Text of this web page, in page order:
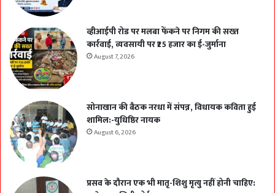
व्हीआईपी रोड पर मलबा फेंकने पर निगम की सख्त
कार्रवाई, व्यवसायी पर ₹25 हजार का ई-जुर्माना
August 7, 2026
सोनाखान की बैठक नरधा में संपन्न, विधायक कविता हुई
शामिल:-युधिष्ठिर नायक
August 6, 2026
प्रसव के दौरान एक भी मातृ-शिशु मृत्यु नहीं होनी चाहिए: